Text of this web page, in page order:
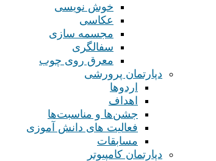
خوش نویسی
عکاسی
مجسمه سازی
سفالگری
معرق روی چوب
دپارتمان پرورشی
اردوها
اهداف
جشن‌ها و مناسبت‌ها
فعالیت های دانش آموزی
مسابقات
دپارتمان کامپیوتر